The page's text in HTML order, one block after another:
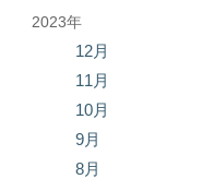
2023年
12月
11月
10月
9月
8月